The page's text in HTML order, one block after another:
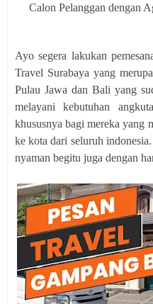
Calon Pelanggan dengan
Ayo segera lakukan
Travel Surabaya yang
Pulau Jawa dan Bali yang
melayani kebutuhan
khususnya bagi mereka yang
ke kota dari seluruh
nyaman begitu juga dengan